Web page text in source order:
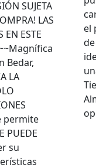
SUJETA
LAS
EN ESTE
Bedar,
LA
permite
PUEDE
su
el